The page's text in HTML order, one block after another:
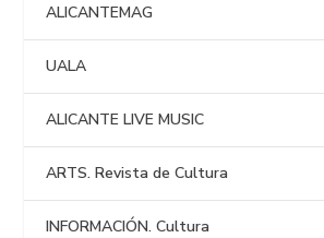
ALICANTEMAG
UALA
ALICANTE LIVE MUSIC
ARTS. Revista de Cultura
INFORMACIÓN. Cultura